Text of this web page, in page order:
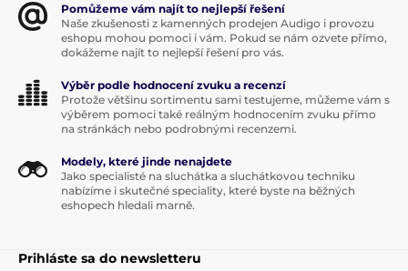
Pomůžeme vám najít to nejlepší řešení
Naše zkušenosti z kamenných prodejen Audigo i provozu
eshopu mohou pomoci i vám. Pokud se nám ozvete přímo,
dokážeme najít to nejlepší řešení pro vás.
Výběr podle hodnocení zvuku a recenzí
Protože většinu sortimentu sami testujeme, můžeme vám s
výběrem pomoci také reálným hodnocením zvuku přímo
na stránkách nebo podrobnými recenzemi.
Modely, které jinde nenajdete
Jako specialisté na sluchátka a sluchátkovou techniku
nabízíme i skutečné speciality, které byste na běžných
eshopech hledali marně.
Prihláste sa do newsletteru